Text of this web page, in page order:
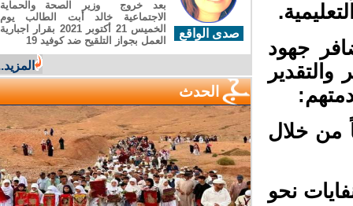
جهود
من خلال
نحو
صدى الواقع
بعد خروج وزير الصحة والحماية
الاجتماعية خالد أبت الطالب يوم
الخميس 21 أكتوبر 2021 بقرار اجبارية
العمل بجواز التلقيح ضد كوفيد 19
المزيد...
الحدث